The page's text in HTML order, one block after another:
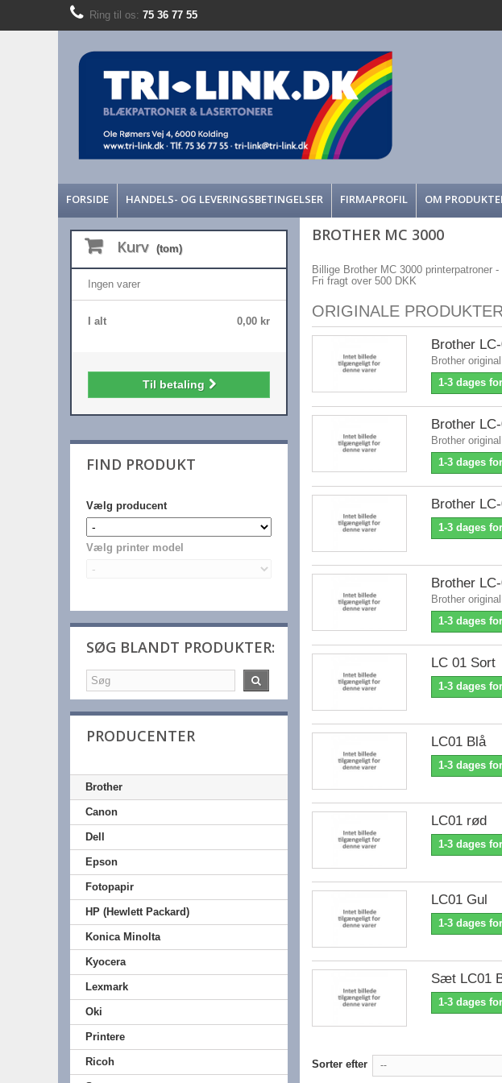
Ring til os: 75 36 77 55
FORSIDE HANDELS- OG LEVERINGSBETINGELSER FIRMAPROFIL OM
Kurv (tom)
Ingen varer
0,00 kr
I alt
Til betaling
FIND PRODUKT
Vælg producent
Vælg printer model
SØG BLANDT PRODUKTER:
PRODUCENTER
Brother
Canon
Dell
Epson
Fotopapir
HP (Hewlett Packard)
Konica Minolta
Kyocera
Lexmark
Oki
Printere
Ricoh
BROTHER MC 3000
Billige Brother MC 3000 printerpatroner
Fri fragt over 500 DKK
ORIGINALE PRODUKTER
Brother
Brother
1-3 dages
Brother
Brother
1-3 dages
Brother
1-3 dages
Brother
Brother
1-3 dages
LC 01 Sort
1-3 dages
LC01 Blå
1-3 dages
LC01 rød
1-3 dages
LC01 Gul
1-3 dages
Sæt LC01
1-3 dages
Sorter efter --